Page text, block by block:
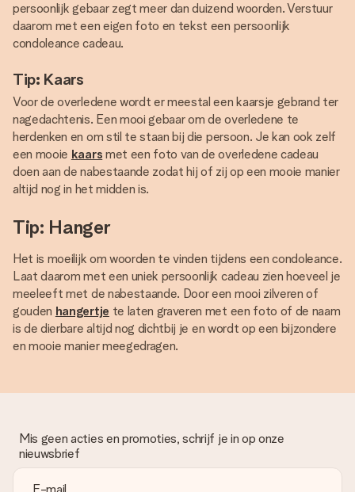
persoonlijk gebaar zegt meer dan duizend woorden. Verstuur
daarom met een eigen foto en tekst een persoonlijk
condoleance cadeau.
Tip: Kaars
Voor de overledene wordt er meestal een kaarsje gebrand ter
nagedachtenis. Een mooi gebaar om de overledene te
herdenken en om stil te staan bij die persoon. Je kan ook zelf
een mooie kaars met een foto van de overledene cadeau
doen aan de nabestaande zodat hij of zij op een mooie manier
altijd nog in het midden is.
Tip: Hanger
Het is moeilijk om woorden te vinden tijdens een condoleance.
Laat daarom met een uniek persoonlijk cadeau zien hoeveel je
meeleeft met de nabestaande. Door een mooi zilveren of
gouden hangertje te laten graveren met een foto of de naam
is de dierbare altijd nog dichtbij je en wordt op een bijzondere
en mooie manier meegedragen.
Mis geen acties en promoties, schrijf je in op onze
nieuwsbrief